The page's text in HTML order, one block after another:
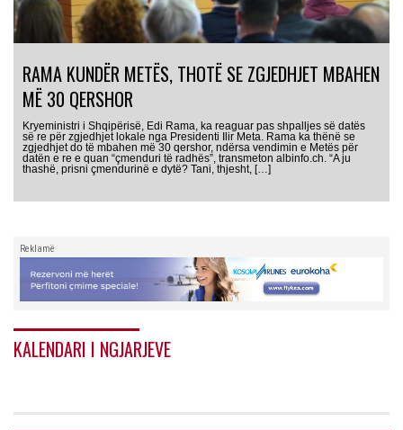
RAMA KUNDËR METËS, THOTË SE ZGJEDHJET MBAHEN
MË 30 QERSHOR
Kryeministri i Shqipërisë, Edi Rama, ka reaguar pas shpalljes së datës
së re për zgjedhjet lokale nga Presidenti Ilir Meta. Rama ka thënë se
zgjedhjet do të mbahen më 30 qershor, ndërsa vendimin e Metës për
datën e re e quan “çmenduri të radhës”, transmeton albinfo.ch. “A ju
thashë, prisni çmendurinë e dytë? Tani, thjesht, […]
Reklamë
KALENDARI I NGJARJEVE